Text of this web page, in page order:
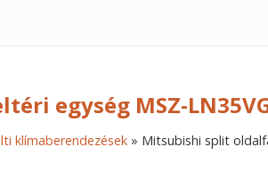
egység MSZ-
klímaberendezések » Mitsubishi split